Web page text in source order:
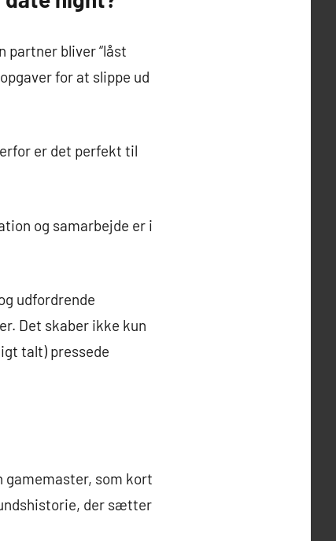
partner bliver “låst
for at slippe ud
er det perfekt til
og samarbejde er i
udfordrende
Det skaber ikke kun
talt) pressede
gamemaster, som kort
der sætter